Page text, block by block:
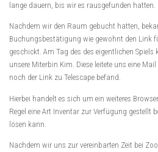
lange dauern, bis wir es rausgefunden hatten.
Nachdem wir den Raum gebucht hatten,
Buchungsbestätigung wie gewohnt den Link
geschickt. Am Tag des des eigentlichen
unsere Miterbin Kim. Diese leitete uns eine
noch der Link zu Telescape befand.
Hierbei handelt es sich um ein weiteres
Regel eine Art Inventar zur Verfügung gestellt
lösen kann.
Nachdem wir uns zur vereinbarten Zeit bei